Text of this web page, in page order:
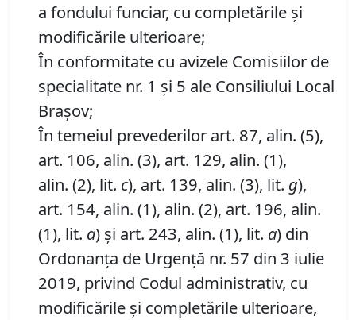
a fondului funciar, cu completările și
modificările ulterioare;
În conformitate cu avizele Comisiilor de
specialitate nr. 1 și 5 ale Consiliului Local
Brașov;
În temeiul prevederilor art. 87, alin. (5),
art. 106, alin. (3), art. 129, alin. (1),
alin. (2), lit. c), art. 139, alin. (3), lit. g),
art. 154, alin. (1), alin. (2), art. 196, alin.
(1), lit. a) și art. 243, alin. (1), lit. a) din
Ordonanța de Urgență nr. 57 din 3 iulie
2019, privind Codul administrativ, cu
modificările și completările ulterioare,